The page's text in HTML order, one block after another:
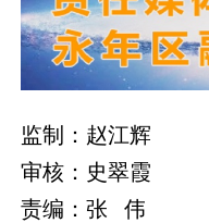
监制：赵江辉
审核：史翠霞
责编：张 伟